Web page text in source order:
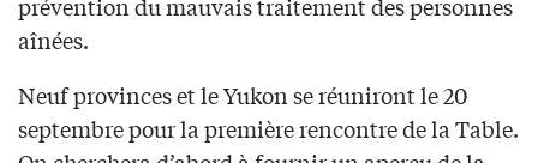
prévention du mauvais traitement des personnes
aînées.
Neuf provinces et le Yukon se réuniront le 20
septembre pour la première rencontre de la Table.